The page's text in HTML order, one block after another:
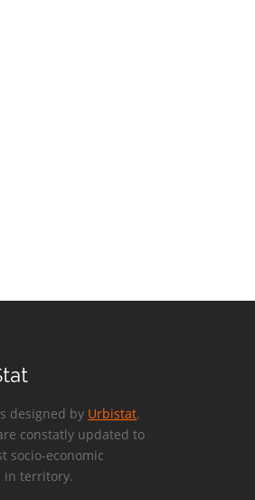
designed by Urbistat.
constatly updated to
socio-economic
in territory.